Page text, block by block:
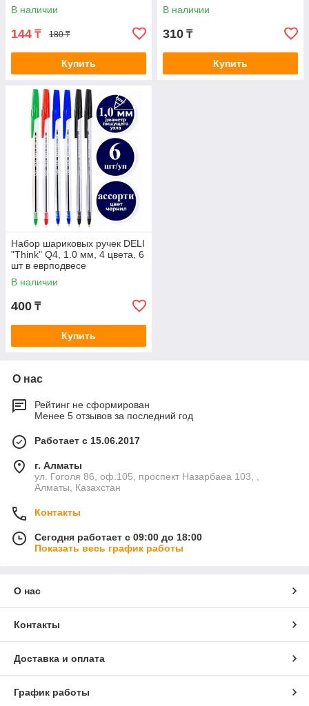
В наличии
144 ₸ 180 ₸
Купить
В наличии
310 ₸
Купить
Набор шариковых ручек DELI
"Think" Q4, 1.0 мм, 4 цвета, 6
шт в еврподвесе
В наличии
400 ₸
Купить
О нас
Рейтинг не сформирован
Менее 5 отзывов за последний год
Работает с 15.06.2017
г. Алматы
ул. Гоголя 86, оф.105, проспект Назарбаеа 103, ,
Алматы, Казахстан
Контакты
Сегодня работает с 09:00 до 18:00
Показать весь график работы
О нас
Контакты
Доставка и оплата
График работы